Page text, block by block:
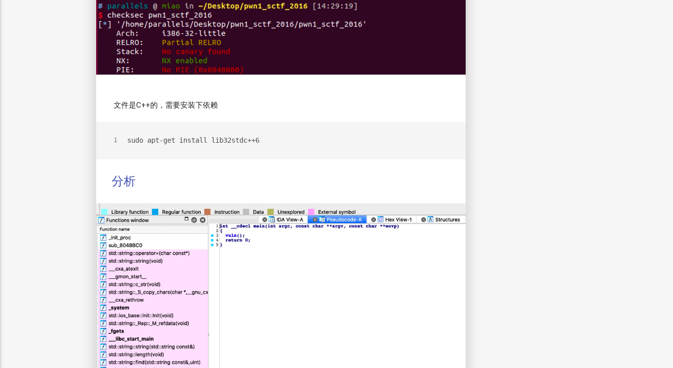
文件是C++的，需要安装下依赖
1 sudo apt-get install lib32stdc++6
分析